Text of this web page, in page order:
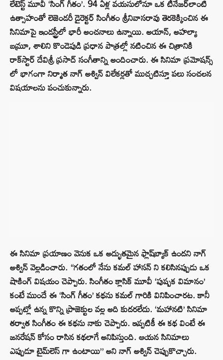
లేటెస్ట్ మూవీ ‘సింగ్ గీతం’. 94 ఏళ్ల వయసులోనూ ఒక టీనేజర్‌లాంటి
ఉత్సాహంతో లెజెండరీ డైరెక్టర్ సింగీతం శ్రీనివాసరావు తెరకెక్కించిన ఈ
సినిమాపై ఇండస్ట్రీలో భారీ అంచనాలు ఉన్నాయి. అయాన్, అహల్యా
బమ్రూ, శాలిని కొండెపుడి ప్రధాన పాత్రల్లో నటించిన ఈ చిత్రానికి
రాక్‌స్టార్ దేవిశ్రీ ప్రసాద్ సంగీతాన్ని అందించారు. ఈ సినిమా ప్రమోషన్స్
లో భాగంగా నిర్మాత నాగ్ అశ్విన్ విలేకర్లతో ముచ్చటిస్తూ పలు సంచలన
విషయాలను పంచుకున్నారు.
ఈ సినిమా ప్రయాణం వెనుక ఒక అద్భుతమైన ఫ్లాష్‌బ్యాక్ ఉందని నాగ్
అశ్విన్ వెల్లడించారు. “గతంలో నేను కమల్ హాసన్ ని కలిసినప్పుడు ఒక
షాకింగ్ విషయం చెప్పారు. సింగీతం క్లాసిక్ మూవీ ‘పుష్పక విమానం’
కంటే ముందే ఈ ‘సింగ్ గీతం’ కథను కమల్ గారికి వినిపించారట. కానీ
అప్పట్లో ఉన్న కొన్ని ప్రాజెక్టుల వల్ల అది కుదరలేదు. ‘మహానటి’ సినిమా
తర్వాత సింగీతం ఈ కథను నాకు చెప్పారు. ఇప్పటికీ ఈ కథ వింటే ఈ
జనరేషన్ కోసం రాసిన కథలాగే అనిపిస్తుంది. ఆయన సినిమాలు
ఎప్పుడూ టైమ్‌లెస్ గా ఉంటాయి” అని నాగ్ అశ్విన్ చెప్పుకొచ్చారు.